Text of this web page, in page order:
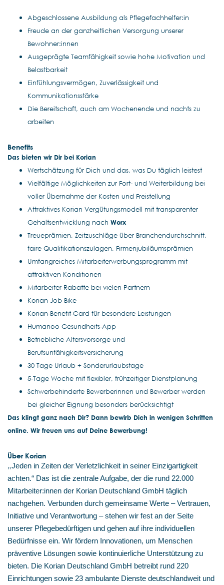
Abgeschlossene Ausbildung als Pflegefachhelfer:in
Freude an der ganzheitlichen Versorgung unserer
Bewohner:innen
Ausgeprägte Teamfähigkeit sowie hohe Motivation und
Belastbarkeit
Einfühlungsvermögen, Zuverlässigkeit und
Kommunikationsstärke
Die Bereitschaft, auch am Wochenende und nachts zu
arbeiten
Benefits
Das bieten wir Dir bei Korian
Wertschätzung für Dich und das, was Du täglich leistest
Vielfältige Möglichkeiten zur Fort- und Weiterbildung bei
voller Übernahme der Kosten und Freistellung
Attraktives Korian Vergütungsmodell mit transparenter
Gehaltsentwicklung nach Worx
Treueprämien, Zeitzuschläge über Branchendurchschnitt,
faire Qualifikationszulagen, Firmenjubiläumsprämien
Umfangreiches Mitarbeiterwerbungsprogramm mit
attraktiven Konditionen
Mitarbeiter-Rabatte bei vielen Partnern
Korian Job Bike
Korian-Benefit-Card für besondere Leistungen
Humanoo Gesundheits-App
Betriebliche Altersvorsorge und
Berufsunfähigkeitsversicherung
30 Tage Urlaub + Sonderurlaubstage
5-Tage Woche mit flexibler, frühzeitiger Dienstplanung
Schwerbehinderte Bewerberinnen und Bewerber werden
bei gleicher Eignung besonders berücksichtigt
Das klingt ganz nach Dir? Dann bewirb Dich in wenigen Schritten
online. Wir freuen uns auf Deine Bewerbung!
Über Korian
„Jeden in Zeiten der Verletzlichkeit in seiner Einzigartigkeit
achten.“ Das ist die zentrale Aufgabe, der die rund 22.000
Mitarbeiter:innen der Korian Deutschland GmbH täglich
nachgehen. Verbunden durch gemeinsame Werte – Vertrauen,
Initiative und Verantwortung – stehen wir fest an der Seite
unserer Pflegebedürftigen und gehen auf ihre individuellen
Bedürfnisse ein. Wir fördern Innovationen, um Menschen
präventive Lösungen sowie kontinuierliche Unterstützung zu
bieten. Die Korian Deutschland GmbH betreibt rund 220
Einrichtungen sowie 23 ambulante Dienste deutschlandweit und